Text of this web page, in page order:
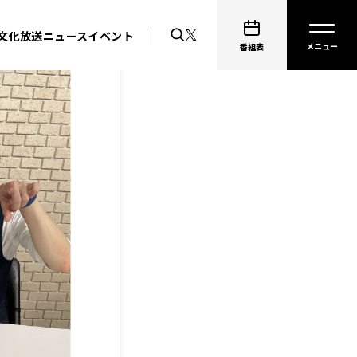
化放送ニュースイベント
番組表